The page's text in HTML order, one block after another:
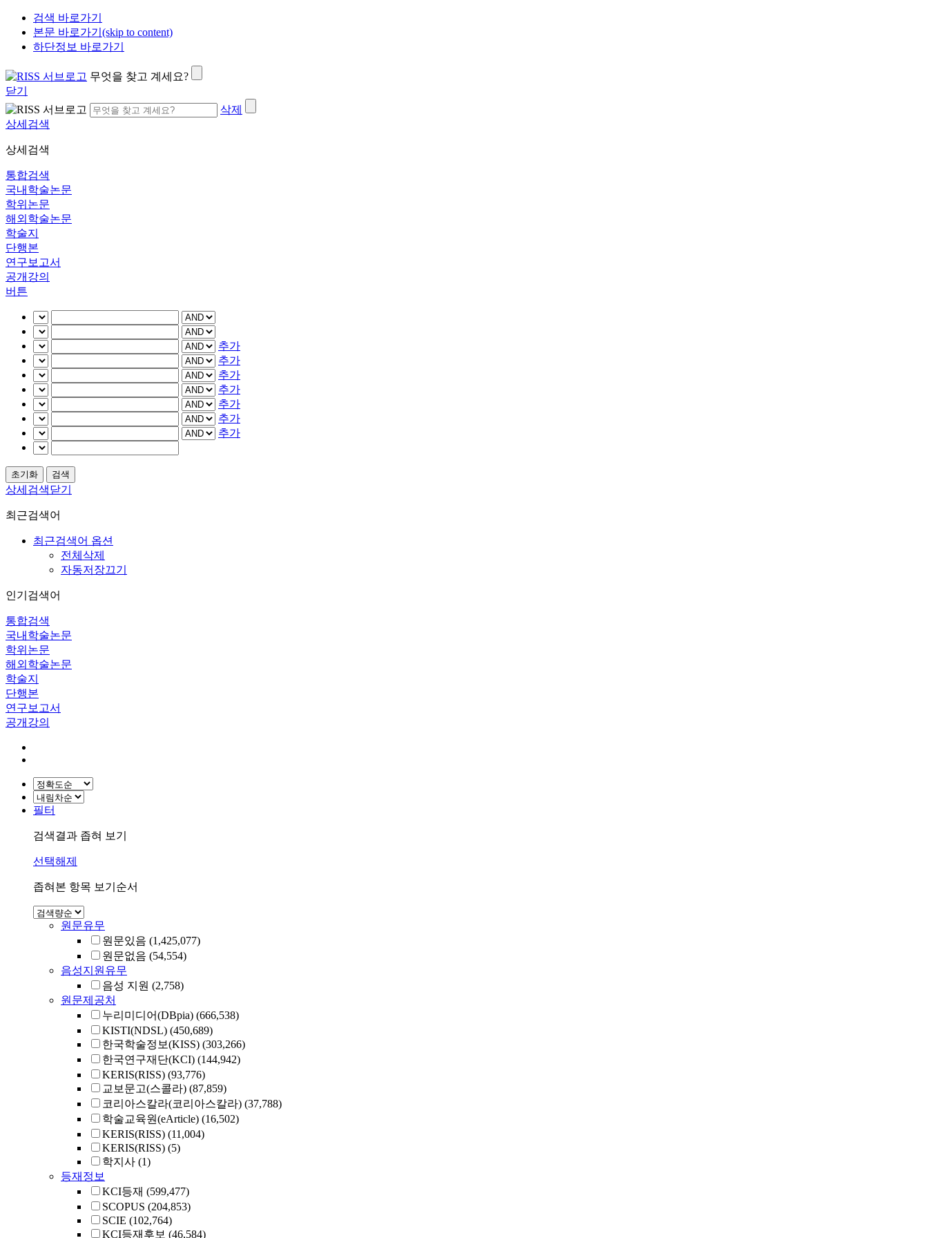
검색 바로가기
본문 바로가기(skip to content)
하단정보 바로가기
무엇을 찾고 계세요?
닫기
삭제
상세검색
상세검색
통합검색
국내학술논문
학위논문
해외학술논문
학술지
단행본
연구보고서
공개강의
버튼
추가
추가
추가
추가
추가
추가
추가
상세검색닫기
최근검색어
최근검색어 옵션
전체삭제
자동저장끄기
인기검색어
통합검색
국내학술논문
학위논문
해외학술논문
학술지
단행본
연구보고서
공개강의
필터
검색결과 좁혀 보기
선택해제
좁혀본 항목 보기순서
원문유무
원문있음 (1,425,077)
원문없음 (54,554)
음성지원유무
음성 지원 (2,758)
원문제공처
누리미디어(DBpia) (666,538)
KISTI(NDSL) (450,689)
한국학술정보(KISS) (303,266)
한국연구재단(KCI) (144,942)
KERIS(RISS) (93,776)
교보문고(스콜라) (87,859)
코리아스칼라(코리아스칼라) (37,788)
학술교육원(eArticle) (16,502)
KERIS(RISS) (11,004)
KERIS(RISS) (5)
학지사 (1)
등재정보
KCI등재 (599,477)
SCOPUS (204,853)
SCIE (102,764)
KCI등재후보 (46,584)